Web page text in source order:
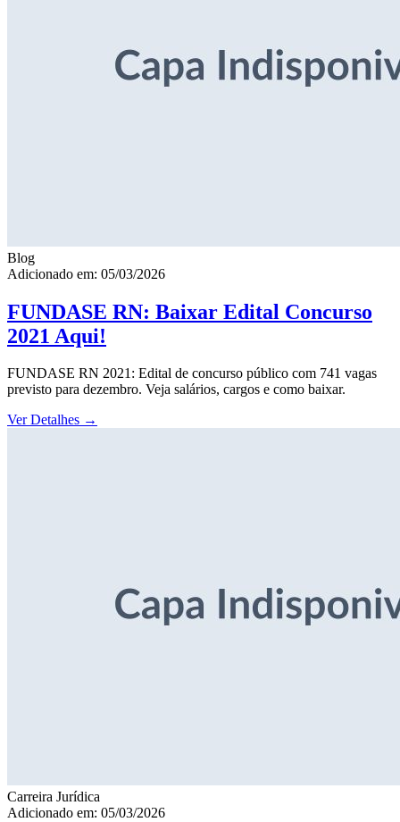
Blog
Adicionado em: 05/03/2026
FUNDASE RN: Baixar Edital Concurso
2021 Aqui!
FUNDASE RN 2021: Edital de concurso público com 741 vagas
previsto para dezembro. Veja salários, cargos e como baixar.
Ver Detalhes →
Carreira Jurídica
Adicionado em: 05/03/2026